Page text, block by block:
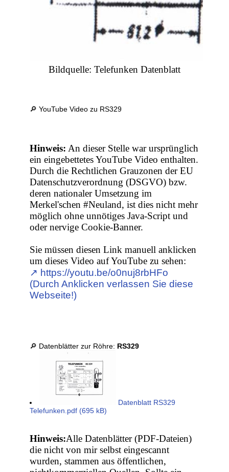
Bildquelle: Telefunken Datenblatt
🔎 YouTube Video zu RS329
Hinweis: An dieser Stelle war ursprünglich
ein eingebettetes YouTube Video enthalten.
Durch die Rechtlichen Grauzonen der EU
Datenschutzverordnung (DSGVO) bzw.
deren nationaler Umsetzung im
Merkel'schen #Neuland, ist dies nicht mehr
möglich ohne unnötiges Java-Script und
oder nervige Cookie-Banner.
Sie müssen diesen Link manuell anklicken
um dieses Video auf YouTube zu sehen:
↗︎ https://youtu.be/o0nuj8rbHFo
(Durch Anklicken verlassen Sie diese
Webseite!)
🔎 Datenblätter zur Röhre: RS329
Datenblatt RS329
Telefunken.pdf (695 kB)
Hinweis:Alle Datenblätter (PDF-Dateien)
die nicht von mir selbst eingescannt
wurden, stammen aus öffentlichen,